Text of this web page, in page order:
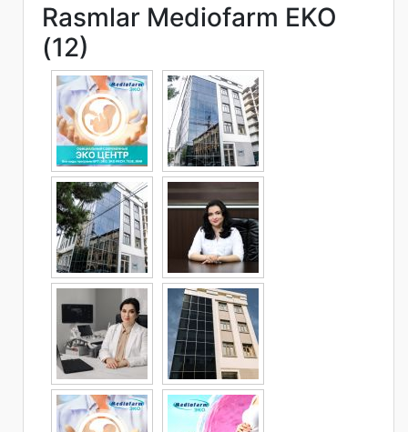
Rasmlar Mediofarm EKO
(12)